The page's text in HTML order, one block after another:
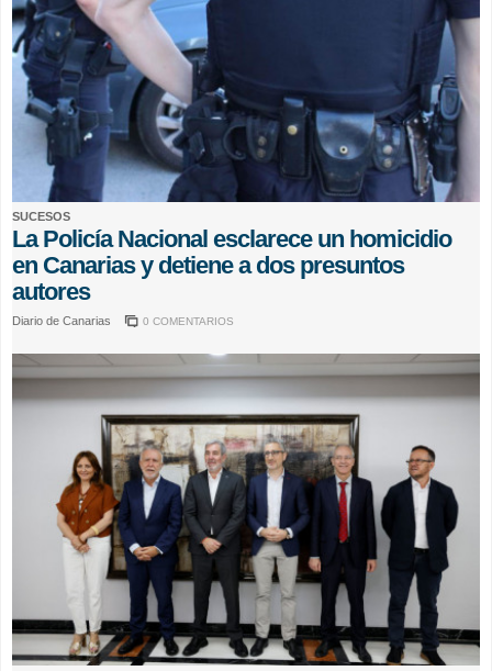
SUCESOS
La Policía Nacional esclarece un homicidio
en Canarias y detiene a dos presuntos
autores
Diario de Canarias 0 COMENTARIOS